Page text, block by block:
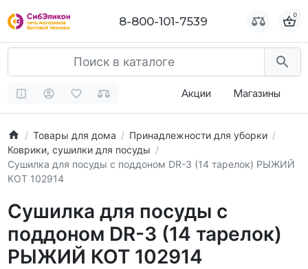
8-800-101-7539 0
Акции Магазины
Товары для дома
Принадлежности для уборки
Коврики, сушилки для посуды
Сушилка для посуды с поддоном DR-3 (14 тарелок) РЫЖИЙ
КОТ 102914
Сушилка для посуды с
поддоном DR-3 (14 тарелок)
РЫЖИЙ КОТ 102914
8-800-101-7539 0